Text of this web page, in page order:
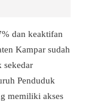
dan keaktifan
Kampar sudah
sekedar
Penduduk
memiliki akses